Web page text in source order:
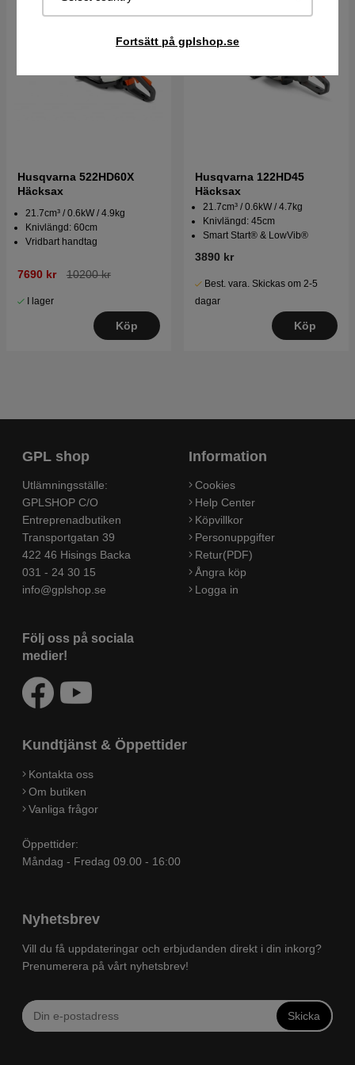
Fortsätt på gplshop.se
Husqvarna 522HD60X
Häcksax
21.7cm³ / 0.6kW / 4.9kg
Knivlängd: 60cm
Vridbart handtag
7690 kr 10200 kr
I lager
Köp
Husqvarna 122HD45
Häcksax
21.7cm³ / 0.6kW / 4.7kg
Knivlängd: 45cm
Smart Start® & LowVib®
3890 kr
Best. vara. Skickas om 2-5
dagar
Köp
GPL shop
Utlämningsställe:
GPLSHOP C/O
Entreprenadbutiken
Transportgatan 39
422 46 Hisings Backa
031 - 24 30 15
info@gplshop.se
Följ oss på sociala
medier!
Information
Cookies
Help Center
Köpvillkor
Personuppgifter
Retur(PDF)
Ångra köp
Logga in
Kundtjänst & Öppettider
Kontakta oss
Om butiken
Vanliga frågor
Öppettider:
Måndag - Fredag 09.00 - 16:00
Nyhetsbrev
Vill du få uppdateringar och erbjudanden direkt i din inkorg?
Prenumerera på vårt nyhetsbrev!
Skicka